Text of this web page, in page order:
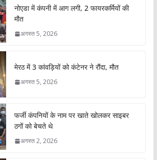
नोएडा में कंपनी में आग लगी, 2 फायरकर्मियों की
मौत
अगस्त 5, 2026
मेरठ में 3 कांवड़ियों को कंटेनर ने रौंदा, मौत
अगस्त 5, 2026
फर्जी कंपनियों के नाम पर खाते खोलकर साइबर
ठगों को बेचते थे
अगस्त 2, 2026